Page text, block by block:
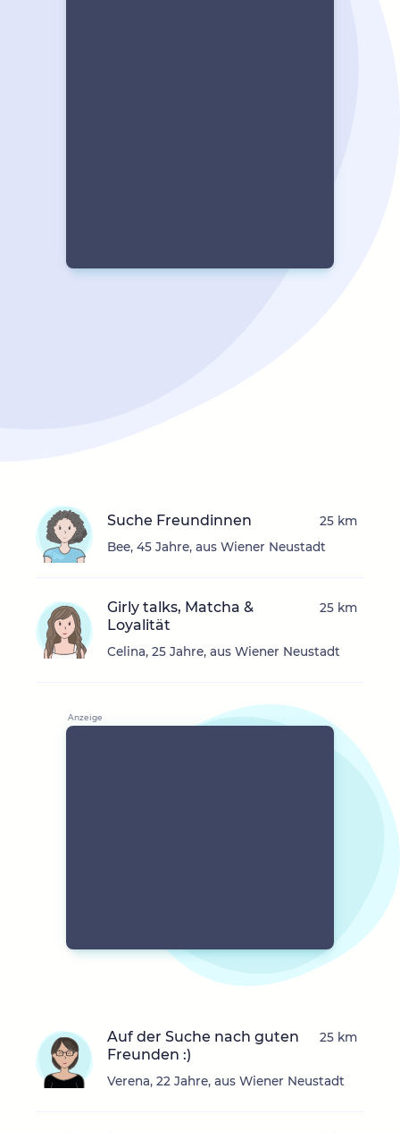
Suche Freundinnen
Bee, 45 Jahre, aus Wiener Neustadt
25 km
Girly talks, Matcha &
Loyalität
Celina, 25 Jahre, aus Wiener Neustadt
25 km
Auf der Suche nach guten
Freunden :)
Verena, 22 Jahre, aus Wiener Neustadt
25 km